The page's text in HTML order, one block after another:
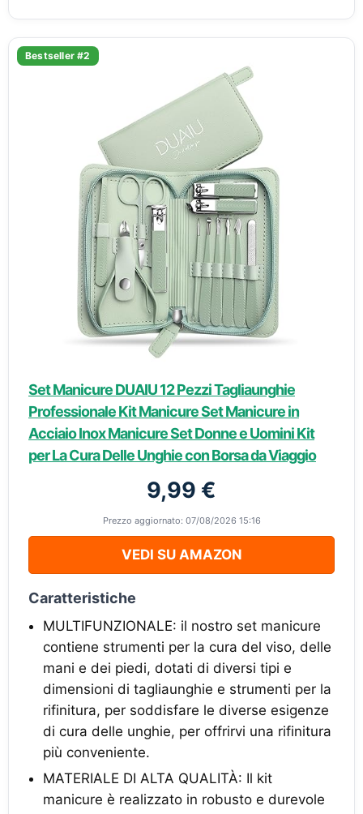
Bestseller #2
Set Manicure DUAIU 12 Pezzi Tagliaunghie
Professionale Kit Manicure Set Manicure in
Acciaio Inox Manicure Set Donne e Uomini Kit
per La Cura Delle Unghie con Borsa da Viaggio
9,99 €
Prezzo aggiornato: 07/08/2026 15:16
VEDI SU AMAZON
Caratteristiche
MULTIFUNZIONALE: il nostro set manicure
contiene strumenti per la cura del viso, delle
mani e dei piedi, dotati di diversi tipi e
dimensioni di tagliaunghie e strumenti per la
rifinitura, per soddisfare le diverse esigenze
di cura delle unghie, per offrirvi una rifinitura
più conveniente.
MATERIALE DI ALTA QUALITÀ: Il kit
manicure è realizzato in robusto e durevole